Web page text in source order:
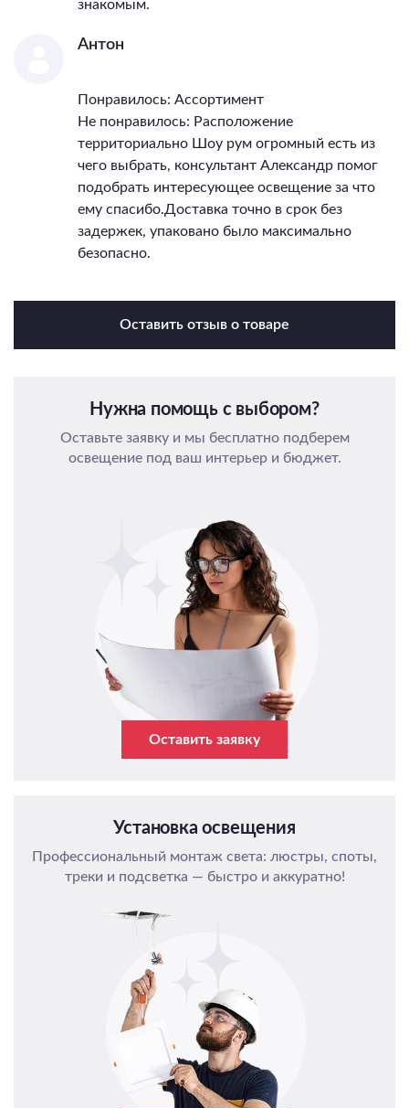
знакомым.
Антон
Понравилось: Ассортимент
Не понравилось: Расположение
территориально Шоу рум огромный есть из
чего выбрать, консультант Александр помог
подобрать интересующее освещение за что
ему спасибо.Доставка точно в срок без
задержек, упаковано было максимально
безопасно.
Оставить отзыв о товаре
Нужна помощь с выбором?
Оставьте заявку и мы бесплатно подберем
освещение под ваш интерьер и бюджет.
Оставить заявку
Установка освещения
Профессиональный монтаж света: люстры, споты,
треки и подсветка — быстро и аккуратно!